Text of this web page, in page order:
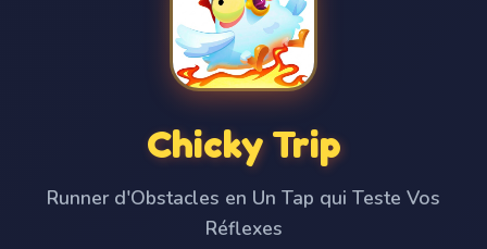
Chicky Trip
Runner d'Obstacles en Un Tap qui Teste Vos
Réflexes